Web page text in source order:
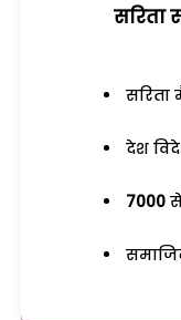
सरिता
सरिता
देश
7000